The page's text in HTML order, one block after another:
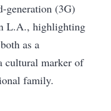
generation (3G)
L.A., highlighting
as a
cultural marker of
family.